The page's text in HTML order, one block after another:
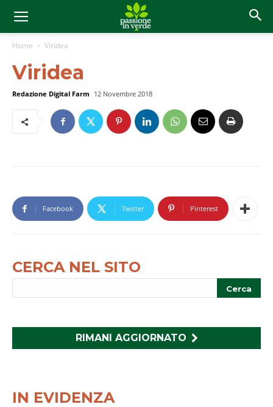
Home Viridea
Viridea
Redazione Digital Farm 12 Novembre 2018
Facebook Twitter Pinterest
CERCA NEL SITO
RIMANI AGGIORNATO
IN EVIDENZA